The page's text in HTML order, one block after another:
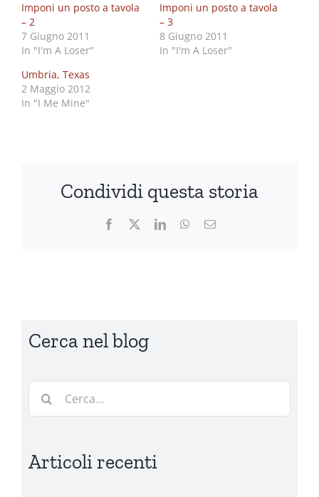
Imponi un posto a tavola
– 2
7 Giugno 2011
In "I'm A Loser"
Imponi un posto a tavola
– 3
8 Giugno 2011
In "I'm A Loser"
Umbria, Texas
2 Maggio 2012
In "I Me Mine"
Condividi questa storia
Facebook LinkedInWhatsApp
Email
Cerca nel blog
Cerca
Articoli recenti